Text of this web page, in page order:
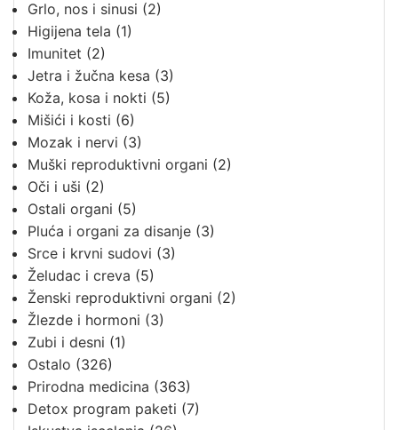
Grlo, nos i sinusi (2)
Higijena tela (1)
Imunitet (2)
Jetra i žučna kesa (3)
Koža, kosa i nokti (5)
Mišići i kosti (6)
Mozak i nervi (3)
Muški reproduktivni organi (2)
Oči i uši (2)
Ostali organi (5)
Pluća i organi za disanje (3)
Srce i krvni sudovi (3)
Želudac i creva (5)
Ženski reproduktivni organi (2)
Žlezde i hormoni (3)
Zubi i desni (1)
Ostalo (326)
Prirodna medicina (363)
Detox program paketi (7)